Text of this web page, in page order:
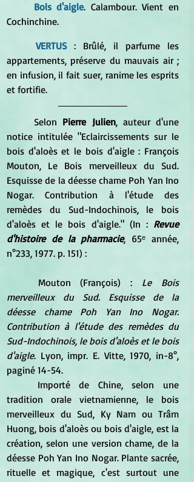
Bols d'aigle. Calambour. Vient en
Cochinchine.
VERTUS : Brûlé, il parfume les
appartements, préserve du mauvais air ;
en infusion, il fait suer, ranime les esprits
et fortifie.
	Selon
Pierre Julien, auteur d'une
notice intitulée "Eclaircissements sur le
bois d'aloès et le bois d'aigle : François
Mouton, Le Bois merveilleux du Sud.
Esquisse de la déesse chame Poh Yan Ino
Nogar. Contribution à l'étude des
remèdes du Sud-Indochinois, le bois
d'aloès et le bois d'aigle." (In : Revue
d'histoire de la pharmacie, 65ᵉ année,
n°233, 1977. p. 151) :
	Mouton (François) :
Le Bois
merveilleux du Sud. Esquisse de la
déesse chame Poh Yan Ino Nogar.
Contribution à l'étude des remèdes du
Sud-Indochinois, le bois d'aloès et le bois
d'aigle. Lyon, impr. E. Vitte, 1970, in-8°,
paginé 14-54.
tradition orale vietnamienne, le bois
merveilleux du Sud, Ky Nam ou Trâm
Huong, bois d'aloès ou bois d'aigle, est la
création, selon une version chame, de la
déesse Poh Yan Ino Nogar. Plante sacrée,
rituelle et magique, c'est surtout une